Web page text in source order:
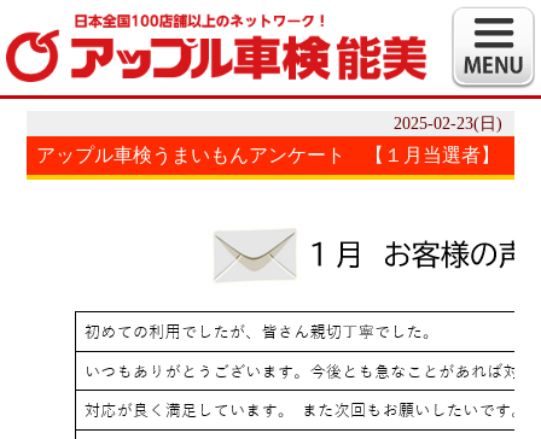
2025-02-23(日)
アップル車検うまいもんアンケート 【１月当選者】